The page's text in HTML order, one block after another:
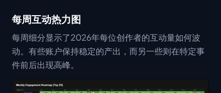
每周互动热力图
每周细分显示了2026年每位创作者的互动量如何波
动。有些账户保持稳定的产出，而另一些则在特定事
件前后出现高峰。